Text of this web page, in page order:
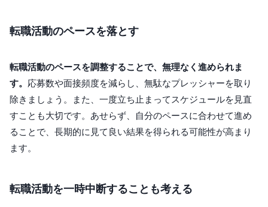
転職活動のペースを落とす
転職活動のペースを調整することで、無理なく進められま
す。 応募数や面接頻度を減らし、無駄なプレッシャーを取り
除きましょう。また、一度立ち止まってスケジュールを見直
すことも大切です。あせらず、自分のペースに合わせて進め
ることで、長期的に見て良い結果を得られる可能性が高まり
ます。
転職活動を一時中断することも考える